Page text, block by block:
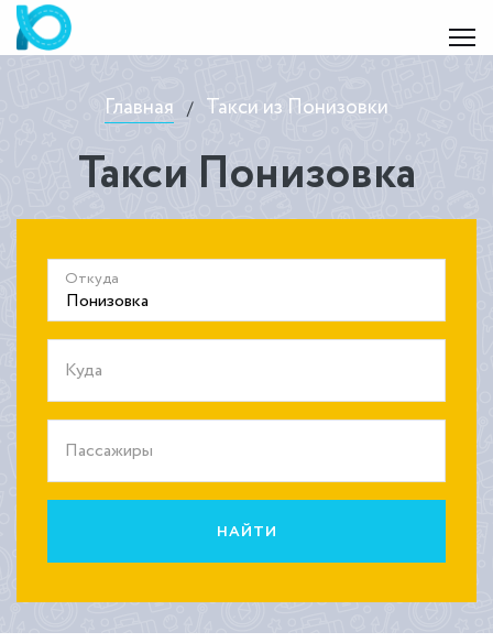
Главная / Такси из Понизовки
Такси Понизовка
Откуда
Куда
Пассажиры
НАЙТИ